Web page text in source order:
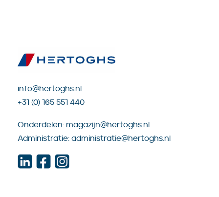
info@hertoghs.nl
+31 (0) 165 551 440
Onderdelen: magazijn@hertoghs.nl
Administratie: administratie@hertoghs.nl